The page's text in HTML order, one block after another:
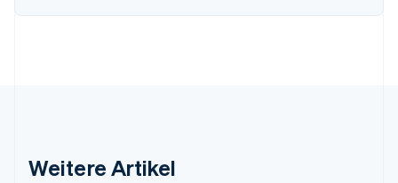
Weitere Artikel
EnglishSvenska
English